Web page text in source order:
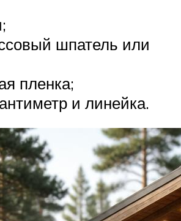
шпатель или
пленка;
и линейка.